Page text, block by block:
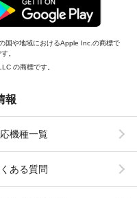
国や地域におけるApple Inc.の商標で
。
の商標です。
報
機種一覧
ある質問